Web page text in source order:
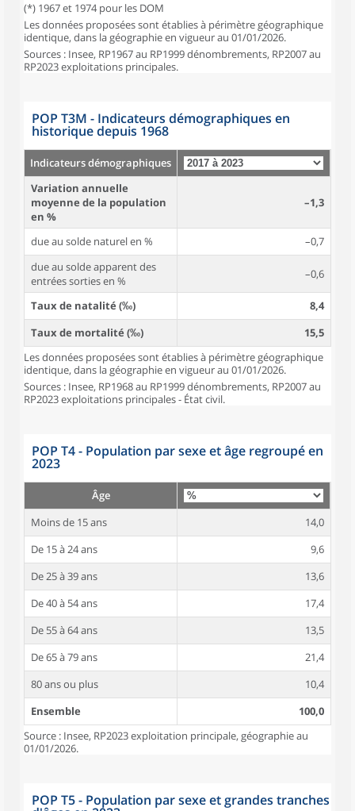
(*) 1967 et 1974 pour les DOM
Les données proposées sont établies à périmètre géographique
identique, dans la géographie en vigueur au 01/01/2026.
Sources : Insee, RP1967 au RP1999 dénombrements, RP2007 au
RP2023 exploitations principales.
POP T3M - Indicateurs démographiques en
historique depuis 1968
Indicateurs démographiques
Variation annuelle
moyenne de la population
en %
–1,3
due au solde naturel en %
–0,7
due au solde apparent des
entrées sorties en %
–0,6
Taux de natalité (‰)
8,4
Taux de mortalité (‰)
15,5
Les données proposées sont établies à périmètre géographique
identique, dans la géographie en vigueur au 01/01/2026.
Sources : Insee, RP1968 au RP1999 dénombrements, RP2007 au
RP2023 exploitations principales - État civil.
POP T4 - Population par sexe et âge regroupé en
2023
Âge
Moins de 15 ans
14,0
De 15 à 24 ans
9,6
De 25 à 39 ans
13,6
De 40 à 54 ans
17,4
De 55 à 64 ans
13,5
De 65 à 79 ans
21,4
80 ans ou plus
10,4
Ensemble
100,0
Source : Insee, RP2023 exploitation principale, géographie au
01/01/2026.
POP T5 - Population par sexe et grandes tranches